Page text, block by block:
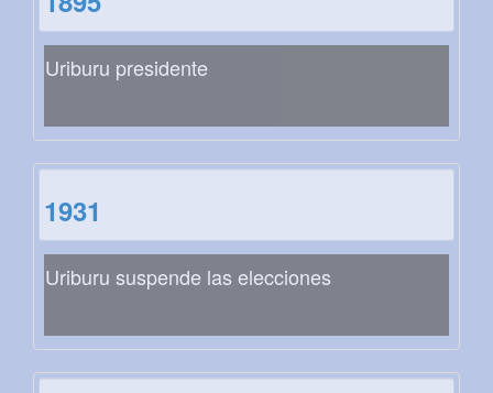
Uriburu presidente
1931
Uriburu suspende las elecciones